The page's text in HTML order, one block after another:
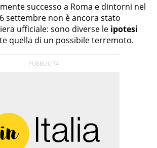
successo a Roma e dintorni nel
settembre non è ancora stato
ufficiale: sono diverse le ipotesi
quella di un possibile terremoto.